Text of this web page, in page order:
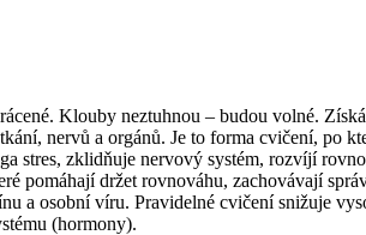
Klouby neztuhnou – budou volné.
nervů a orgánů. Je to forma cvičení, po
stres, zklidňuje nervový systém, rozvíjí
pomáhají držet rovnováhu, zachovávají
a osobní víru. Pravidelné cvičení snižuje
(hormony).